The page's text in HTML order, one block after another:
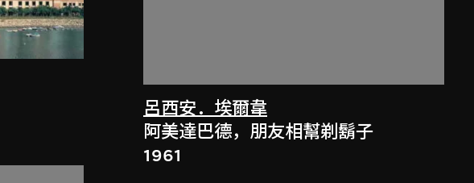
呂西安．埃爾韋
阿美達巴德，朋友相幫剃鬍子
1961